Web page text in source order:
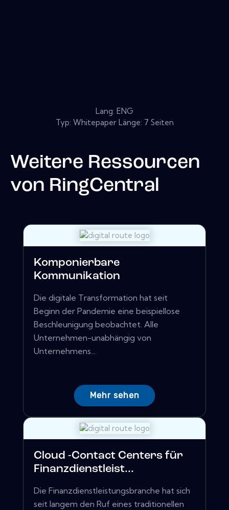
Lang: ENG
Typ: Whitepaper Länge: 7 Seiten
Weitere Ressourcen
von RingCentral
Komponierbare
Kommunikation
Die digitale Transformation hat seit
Beginn der Pandemie eine beispiellose
Beschleunigung beobachtet. Alle
Unternehmen-unabhängig von
Unternehmens...
Mehr sehen
Cloud -Contact Centers für
Finanzdienstleist...
Die Finanzdienstleistungsbranche hat sich
seit langem den Ruf eines traditionellen